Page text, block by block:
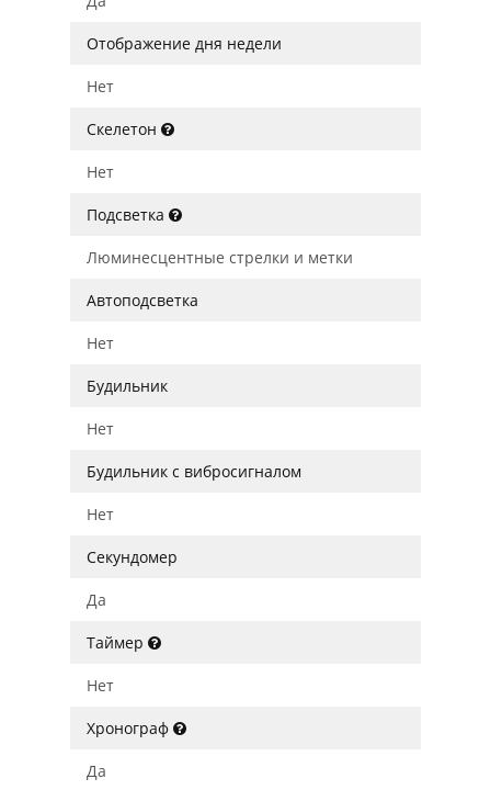
Отображение дня недели
Нет
Скелетон
Нет
Подсветка
Люминесцентные стрелки и метки
Автоподсветка
Нет
Будильник
Нет
Будильник с вибросигналом
Нет
Секундомер
Да
Таймер
Нет
Хронограф
Да